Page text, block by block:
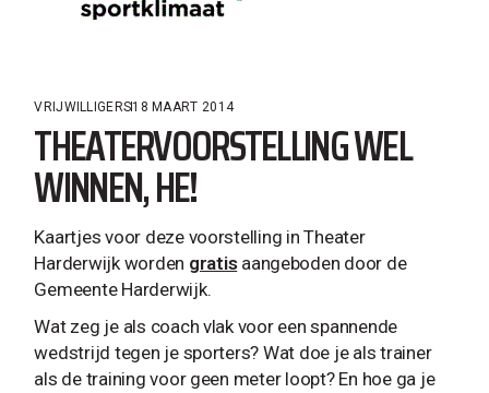
VRIJWILLIGERS18 MAART 2014
THEATERVOORSTELLING WEL
WINNEN, HE!
Kaartjes voor deze voorstelling in Theater
Harderwijk worden gratisaangeboden door de
Gemeente Harderwijk.
Wat zeg je als coach vlak voor een spannende
wedstrijd tegen je sporters? Wat doe je als trainer
als de training voor geen meter loopt? En hoe ga je